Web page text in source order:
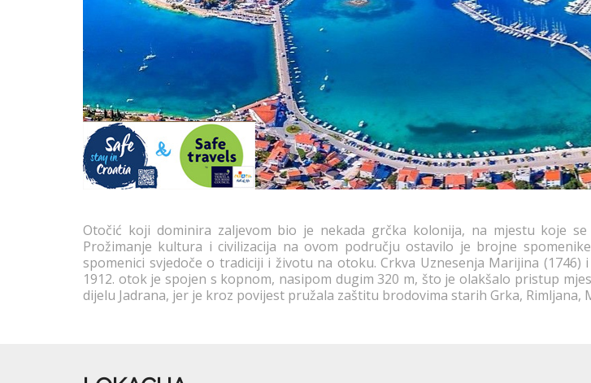
Otočić koji dominira zaljevom bio je nekada grčka kolonija, na mjestu koje
Prožimanje kultura i civilizacija na ovom području ostavilo je brojne
spomenici svjedoče o tradiciji i životu na otoku. Crkva Uznesenja Marijina
1912. otok je spojen s kopnom, nasipom dugim 320 m, što je olakšalo pristup
dijelu Jadrana, jer je kroz povijest pružala zaštitu brodovima starih Grka, Rimljana,